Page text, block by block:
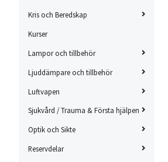
Kris och Beredskap
Kurser
Lampor och tillbehör
Ljuddämpare och tillbehör
Luftvapen
Sjukvård / Trauma & Första hjälpen
Optik och Sikte
Reservdelar